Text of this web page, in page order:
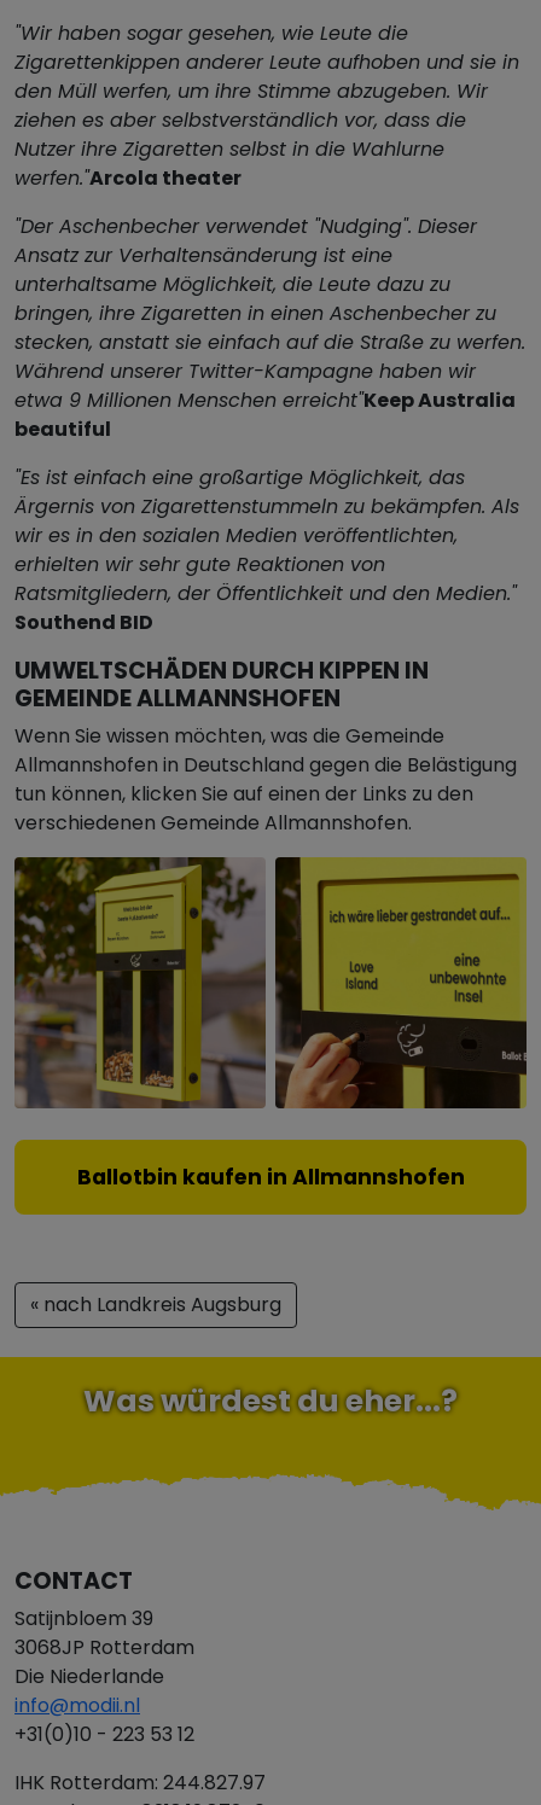
"Wir haben sogar gesehen, wie Leute die
Zigarettenkippen anderer Leute aufhoben und sie in
den Müll werfen, um ihre Stimme abzugeben. Wir
ziehen es aber selbstverständlich vor, dass die
Nutzer ihre Zigaretten selbst in die Wahlurne
werfen."Arcola theater
"Der Aschenbecher verwendet "Nudging". Dieser
Ansatz zur Verhaltensänderung ist eine
unterhaltsame Möglichkeit, die Leute dazu zu
bringen, ihre Zigaretten in einen Aschenbecher zu
stecken, anstatt sie einfach auf die Straße zu werfen.
Während unserer Twitter-Kampagne haben wir
etwa 9 Millionen Menschen erreicht"Keep Australia
beautiful
"Es ist einfach eine großartige Möglichkeit, das
Ärgernis von Zigarettenstummeln zu bekämpfen. Als
wir es in den sozialen Medien veröffentlichten,
erhielten wir sehr gute Reaktionen von
Ratsmitgliedern, der Öffentlichkeit und den Medien."
Southend BID
UMWELTSCHÄDEN DURCH KIPPEN IN
GEMEINDE ALLMANNSHOFEN
Wenn Sie wissen möchten, was die Gemeinde
Allmannshofen in Deutschland gegen die Belästigung
tun können, klicken Sie auf einen der Links zu den
verschiedenen Gemeinde Allmannshofen.
Ballotbin kaufen in Allmannshofen
« nach Landkreis Augsburg
Was würdest du eher...?
CONTACT
Satijnbloem 39
3068JP Rotterdam
Die Niederlande
info@modii.nl
+31(0)10 - 223 53 12
IHK Rotterdam: 244.827.97